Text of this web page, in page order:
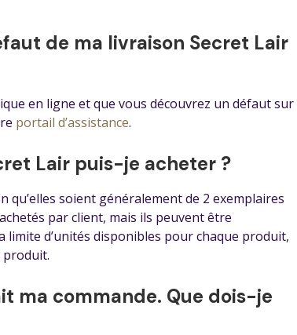
de ma livraison Secret Lair
en ligne et que vous découvrez un défaut sur
portail d’assistance.
Lair puis-je acheter ?
soient généralement de 2 exemplaires
par client, mais ils peuvent être
limite d’unités disponibles pour chaque produit,
produit.
ma commande. Que dois-je